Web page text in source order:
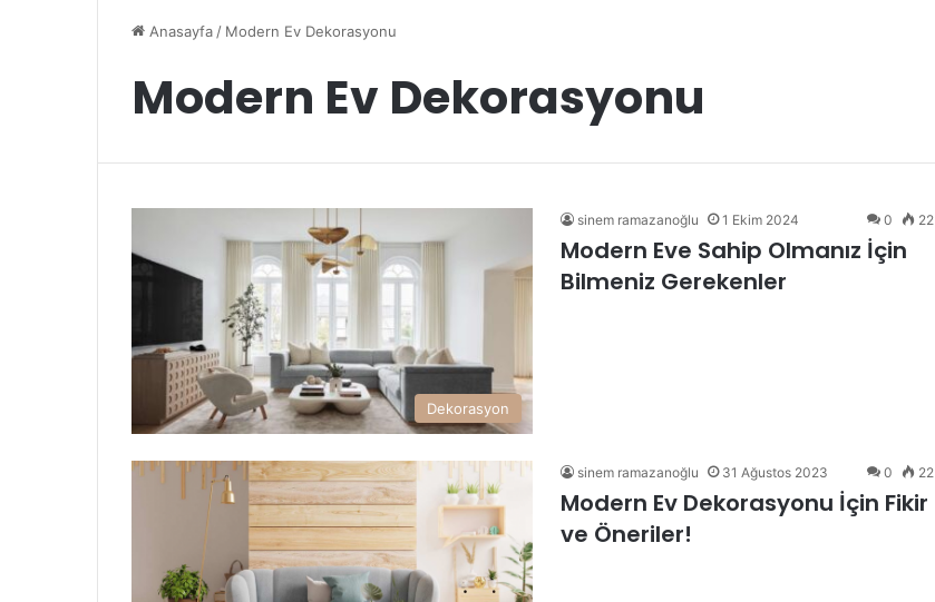
Anasayfa / Modern Ev Dekorasyonu
Modern Ev Dekorasyonu
Dekorasyon
sinem ramazanoğlu 1 Ekim 2024 0 22
Modern Eve Sahip Olmanız İçin
Bilmeniz Gerekenler
sinem ramazanoğlu 31 Ağustos 2023 0 22
Modern Ev Dekorasyonu İçin Fikir
ve Öneriler!